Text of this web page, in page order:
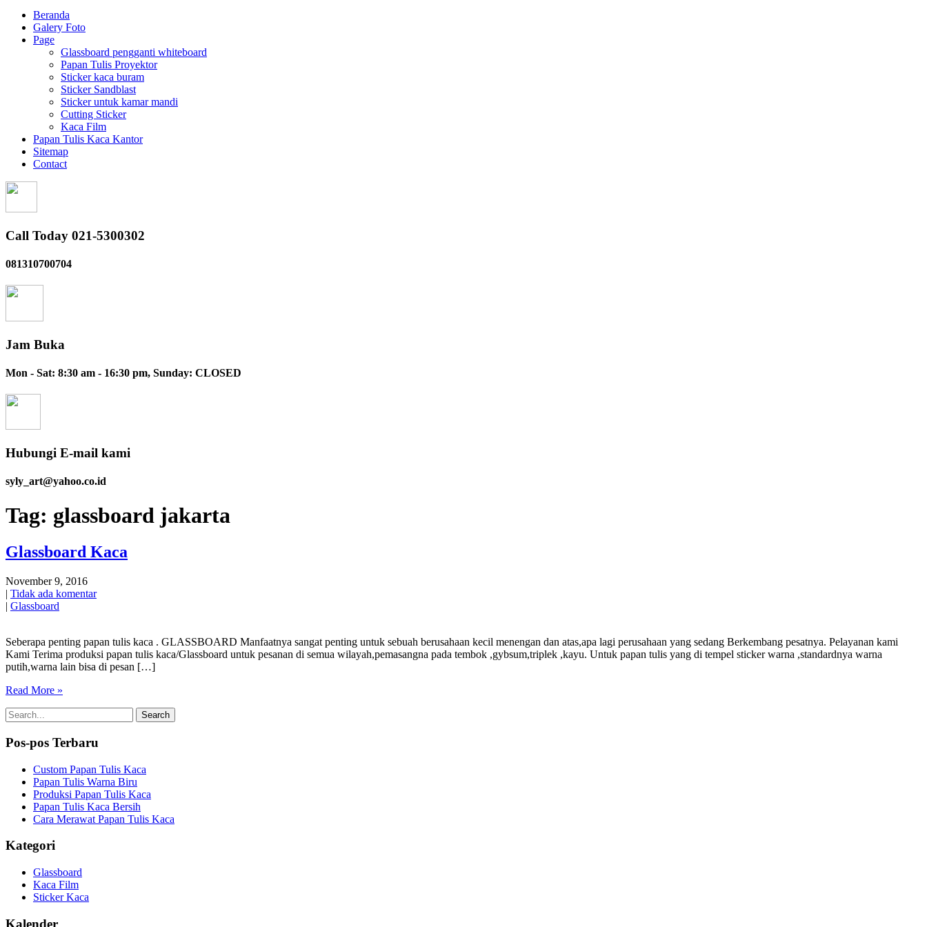
Beranda
Galery Foto
Page
Glassboard pengganti whiteboard
Papan Tulis Proyektor
Sticker kaca buram
Sticker Sandblast
Sticker untuk kamar mandi
Cutting Sticker
Kaca Film
Papan Tulis Kaca Kantor
Sitemap
Contact
Call Today 021-5300302
081310700704
Jam Buka
Mon - Sat: 8:30 am - 16:30 pm, Sunday: CLOSED
Hubungi E-mail kami
syly_art@yahoo.co.id
Tag: glassboard jakarta
Glassboard Kaca
November 9, 2016
| Tidak ada komentar
| Glassboard
Seberapa penting papan tulis kaca . GLASSBOARD Manfaatnya sangat penting untuk sebuah berusahaan kecil menengan dan atas,apa lagi perusahaan yang sedang Berkembang pesatnya. Pelayanan kami
Kami Terima produksi papan tulis kaca/Glassboard untuk pesanan di semua wilayah,pemasangna pada tembok ,gybsum,triplek ,kayu. Untuk papan tulis yang di tempel sticker warna ,standardnya warna
putih,warna lain bisa di pesan […]
Read More »
Pos-pos Terbaru
Custom Papan Tulis Kaca
Papan Tulis Warna Biru
Produksi Papan Tulis Kaca
Papan Tulis Kaca Bersih
Cara Merawat Papan Tulis Kaca
Kategori
Glassboard
Kaca Film
Sticker Kaca
Kalender